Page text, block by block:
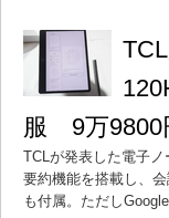
服 9万9800
TCLが発表した電子
要約機能を搭載し、
も付属。ただし